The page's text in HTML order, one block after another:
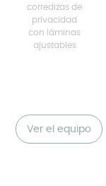
corredizas de
privacidad
con láminas
ajustables
Ver el equipo